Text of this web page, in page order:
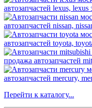
Перейти к каталогу...